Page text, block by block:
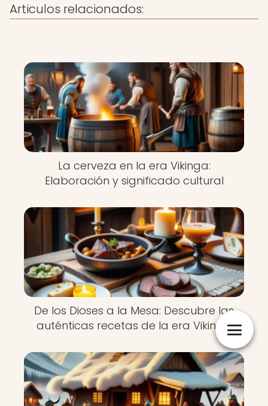
Articulos relacionados:
La cerveza en la era Vikinga:
Elaboración y significado cultural
De los Dioses a la Mesa: Descubre las
auténticas recetas de la era Vikinga